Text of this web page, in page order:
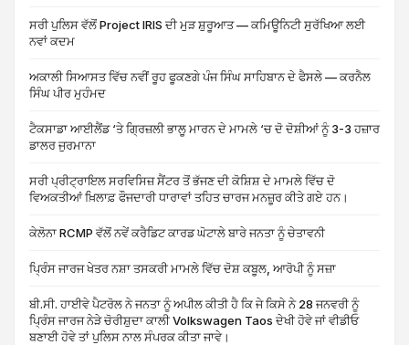
ਸਰੀ ਪੁਲਿਸ ਵੱਲੋਂ Project IRIS ਦੀ ਮੁੜ ਸ਼ੁਰੂਆਤ — ਕਮਿਊਨਿਟੀ ਸੁਰੱਖਿਆ ਲਈ
ਨਵਾਂ ਕਦਮ
ਅਕਾਲੀ ਸਿਆਸਤ ਵਿੱਚ ਨਵੀਂ ਰੂਹ ਫੂਕਣਗੇ ਪੰਜ ਸਿੰਘ ਸਾਹਿਬਾਨ ਦੇ ਫੈਸਲੇ — ਕਰਨੈਲ
ਸਿੰਘ ਪੀਰ ਮੁਹੰਮਦ
ਟੈਕਸਾਡਾ ਆਈਲੈਂਡ ‘ਤੇ ਗ੍ਰਿਜ਼ਲੀ ਭਾਲੂ ਮਾਰਨ ਦੇ ਮਾਮਲੇ ‘ਚ ਦੋ ਦੋਸ਼ੀਆਂ ਨੂੰ 3-3 ਹਜ਼ਾਰ
ਡਾਲਰ ਜੁਰਮਾਨਾ
ਸਰੀ ਪ੍ਰੀਟ੍ਰਾਇਲ ਸਰਵਿਸਿਜ਼ ਸੈਂਟਰ ਤੋਂ ਭੱਜਣ ਦੀ ਕੋਸ਼ਿਸ਼ ਦੇ ਮਾਮਲੇ ਵਿੱਚ ਦੋ
ਵਿਅਕਤੀਆਂ ਖ਼ਿਲਾਫ਼ ਫੌਜਦਾਰੀ ਧਾਰਾਵਾਂ ਤਹਿਤ ਚਾਰਜ ਮਨਜ਼ੂਰ ਕੀਤੇ ਗਏ ਹਨ।
ਕੇਲੋਨਾ RCMP ਵੱਲੋਂ ਨਵੇਂ ਕਰੈਡਿਟ ਕਾਰਡ ਘੋਟਾਲੇ ਬਾਰੇ ਜਨਤਾ ਨੂੰ ਚੇਤਾਵਨੀ
ਪ੍ਰਿੰਸ ਜਾਰਜ ਖੇਤਰ ਨਸ਼ਾ ਤਸਕਰੀ ਮਾਮਲੇ ਵਿੱਚ ਦੋਸ਼ ਕਬੂਲ, ਆਰੋਪੀ ਨੂੰ ਸਜ਼ਾ
ਬੀ.ਸੀ. ਹਾਈਵੇ ਪੈਟਰੋਲ ਨੇ ਜਨਤਾ ਨੂੰ ਅਪੀਲ ਕੀਤੀ ਹੈ ਕਿ ਜੇ ਕਿਸੇ ਨੇ 28 ਜਨਵਰੀ ਨੂੰ
ਪ੍ਰਿੰਸ ਜਾਰਜ ਨੇੜੇ ਚੋਰੀਸ਼ੁਦਾ ਕਾਲੀ Volkswagen Taos ਦੇਖੀ ਹੋਵੇ ਜਾਂ ਵੀਡੀਓ
ਬਣਾਈ ਹੋਵੇ ਤਾਂ ਪੁਲਿਸ ਨਾਲ ਸੰਪਰਕ ਕੀਤਾ ਜਾਵੇ।